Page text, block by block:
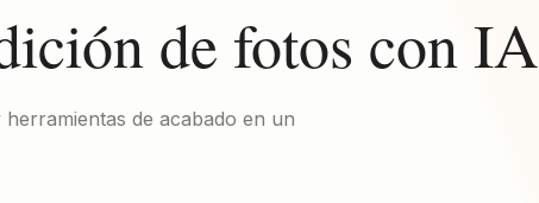
de fotos con IA
de acabado en un